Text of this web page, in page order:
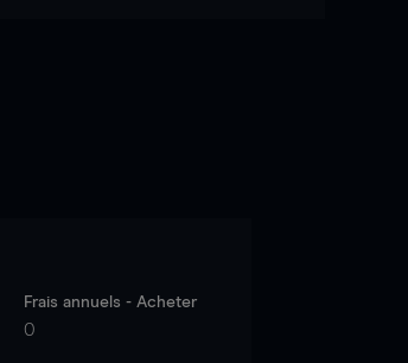
Frais annuels - Acheter
0